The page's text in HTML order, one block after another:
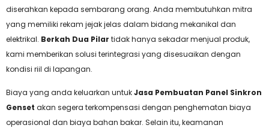
diserahkan kepada sembarang orang. Anda membutuhkan mitra
yang memiliki rekam jejak jelas dalam bidang mekanikal dan
elektrikal. Berkah Dua Pilar tidak hanya sekadar menjual produk,
kami memberikan solusi terintegrasi yang disesuaikan dengan
kondisi riil di lapangan.
Biaya yang anda keluarkan untukJasa Pembuatan Panel Sinkron
Genset akan segera terkompensasi dengan penghematan biaya
operasional dan biaya bahan bakar. Selain itu, keamanan